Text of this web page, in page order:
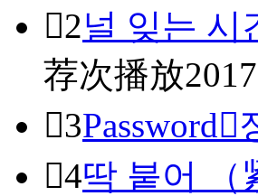
2널 잊는 시
荐次播放
3Password
4딱 붙어 （